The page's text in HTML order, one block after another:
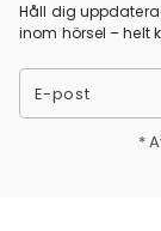
Håll dig
inom hörsel – helt
E-post
*